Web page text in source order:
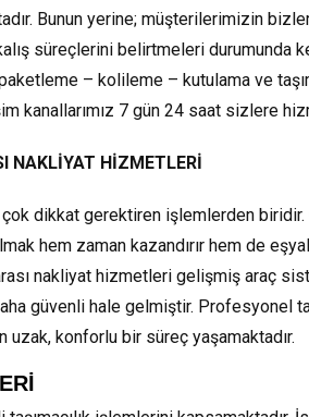
Bunun yerine; müşterilerimizin
süreçlerini belirtmeleri durumunda
– kolileme – kutulama ve
kanallarımız 7 gün 24 saat sizlere
NAKLİYAT HİZMETLERİ
çok dikkat gerektiren işlemlerden
hem zaman kazandırır hem de
nakliyat hizmetleri gelişmiş araç
güvenli hale gelmiştir. Profesyonel
konforlu bir süreç yaşamaktadır.